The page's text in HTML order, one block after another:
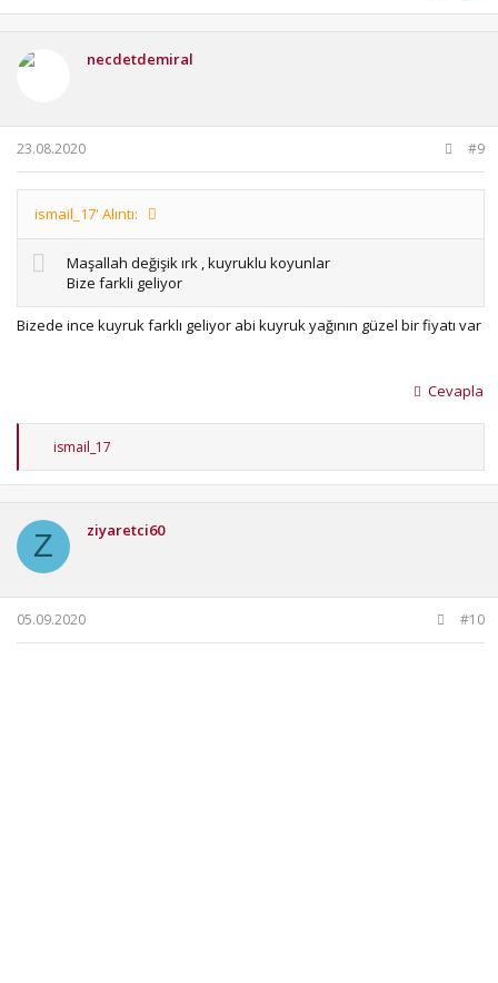
necdetdemiral
23.08.2020 #9
ismail_17' Alıntı:
Maşallah değişik ırk , kuyruklu koyunlar
Bize farkli geliyor
Bizede ince kuyruk farklı geliyor abi kuyruk yağının güzel bir fiyatı var
Cevapla
T
p
r
ismail_17
Z ziyaretci60
05.09.2020 #10